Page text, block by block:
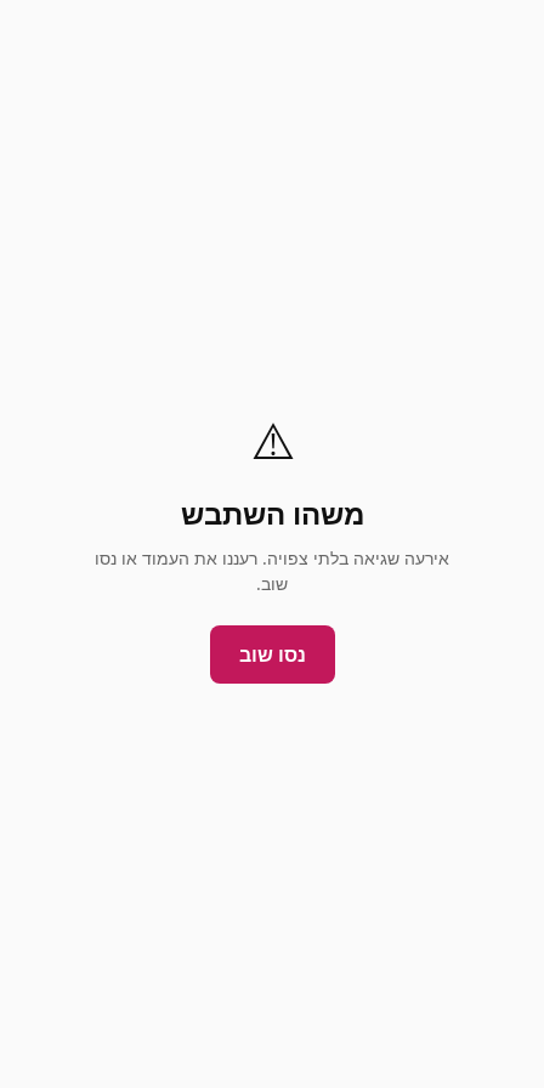
⚠️
משהו השתבש
אירעה שגיאה בלתי צפויה. רעננו את העמוד או נסו
שוב.
נסו שוב